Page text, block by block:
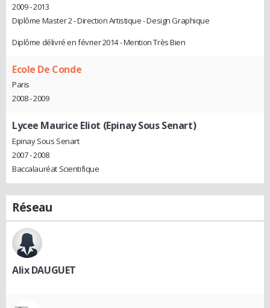
2009 - 2013
Diplôme Master 2 - Direction Artistique - Design Graphique
Diplôme délivré en février 2014 - Mention Très Bien
Ecole De Conde
Paris
2008 - 2009
Lycee Maurice Eliot (Epinay Sous Senart)
Epinay Sous Senart
2007 - 2008
Baccalauréat Scientifique
Réseau
Alix DAUGUET